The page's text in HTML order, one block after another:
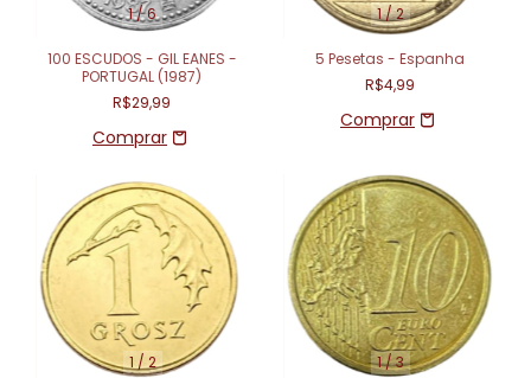
1/6
100 ESCUDOS - GIL EANES -
PORTUGAL (1987)
R$29,99
1/2
5 Pesetas - Espanha
R$4,99
1 / 2 1/3